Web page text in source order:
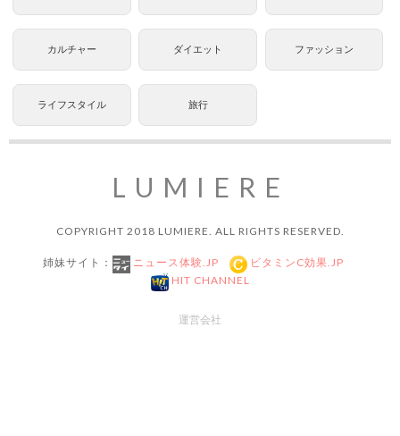
カルチャー ダイエット ファッション
ライフスタイル 旅行
LUMIERE
COPYRIGHT 2018 LUMIERE. ALL RIGHTS RESERVED.
姉妹サイト： ニュース体験.JP
ビタミンC効果.JP
HIT CHANNEL
運営会社